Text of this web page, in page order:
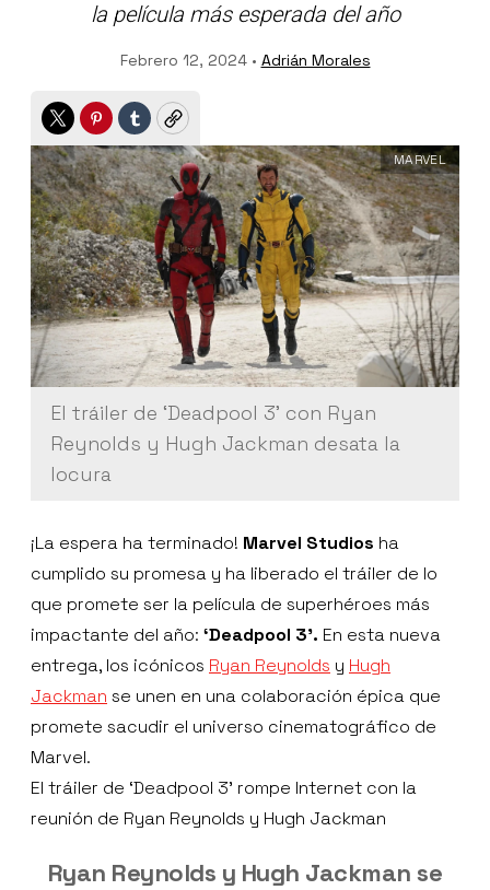
la película más esperada del año
Febrero 12, 2024 • Adrián Morales
TwitterPinterest
TumblrCopy
El tráiler de ‘Deadpool 3' con Ryan
Reynolds y Hugh Jackman desata la
locura
MARVEL
¡La espera ha terminado! Marvel Studios ha
cumplido su promesa y ha liberado el tráiler de lo
que promete ser la película de superhéroes más
impactante del año: ‘Deadpool 3'. En esta nueva
entrega, los icónicos Ryan Reynolds y Hugh
Jackman se unen en una colaboración épica que
promete sacudir el universo cinematográfico de
Marvel.
El tráiler de ‘Deadpool 3' rompe Internet con la
reunión de Ryan Reynolds y Hugh Jackman
Ryan Reynolds y Hugh Jackman se